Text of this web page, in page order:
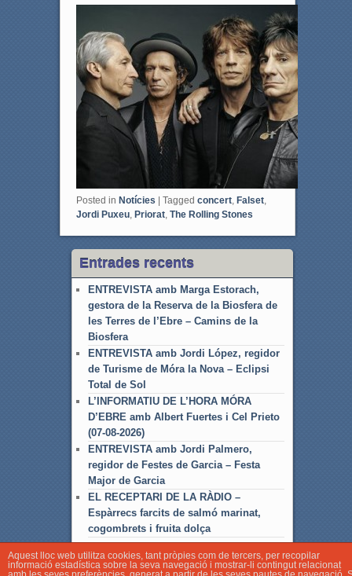
c
b
o
o
k
i
t
t
e
r
Posted in Notícies Tagged concert, Falset,
Jordi Puxeu, Priorat, The Rolling Stones
Entrades recents
ENTREVISTA amb Marga Estorach,
gestora de la Reserva de la Biosfera de
les Terres de l’Ebre – Camins de la
Biosfera
ENTREVISTA amb Jordi López, regidor
de Turisme de Móra la Nova – Eclipsi
Total de Sol
L’INFORMATIU DE L’HORA MÓRA
D’EBRE amb Albert Fuertes i Cel Prieto
(07-08-2026)
ENTREVISTA amb Jordi Palmero,
regidor de Festes de Garcia – Festa
Major de Garcia
EL RECEPTARI DE LA RÀDIO –
Espàrrecs farcits de salmó marinat,
cogombrets i fruita dolça
Aquest lloc web utilitza cookies, tant pròpies com de tercers, per recopilar
informació estadística sobre la seva navegació i mostrar-li contingut relacionat